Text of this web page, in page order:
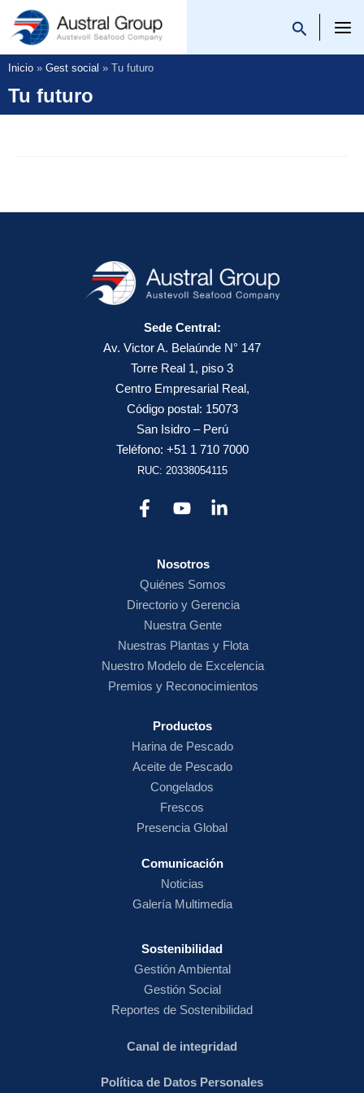
Saltar
contenido
Inicio Gest social Tu futuro
Tu futuro
Sede Central:
Av. Victor A. Belaúnde N° 147
Torre Real 1, piso 3
Centro Empresarial Real,
Código postal: 15073
San Isidro – Perú
Teléfono: +51 1 710 7000
RUC: 20338054115
Nosotros
Quiénes Somos
Directorio y Gerencia
Nuestra Gente
Nuestras Plantas y Flota
Nuestro Modelo de Excelencia
Premios y Reconocimientos
Productos
Harina de Pescado
Aceite de Pescado
Congelados
Frescos
Presencia Global
Comunicación
Noticias
Galería Multimedia
Sostenibilidad
Gestión Ambiental
Gestión Social
Reportes de Sostenibilidad
Canal de integridad
Política de Datos Personales